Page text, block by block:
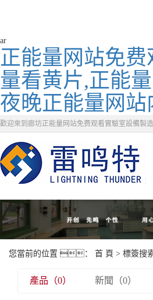
ar
正能量网站免费
量看黄片,正能
夜晚正能量网站
歡迎來到廊坊正能量网站免费观看實驗室設備製
您當前的位置 ： 首 頁 > 標簽搜
產品（0） 新聞（0）